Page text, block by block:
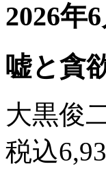
2026年
嘘と貪
大黒俊
税込